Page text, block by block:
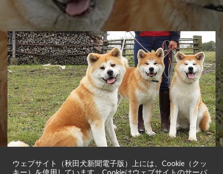
ウェブサイト（秋田犬新聞電子版）上には、Cookie（クッ
キー）を使用しています。Cookieはウェブサイトのサーバ